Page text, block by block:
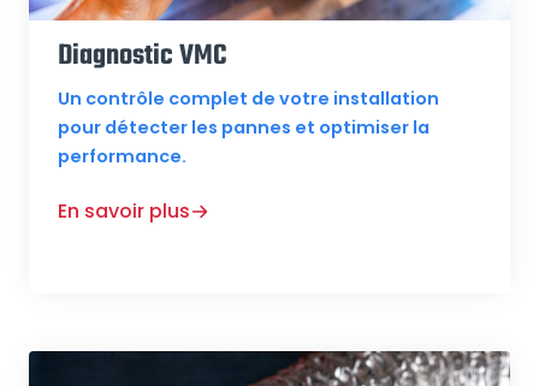
Diagnostic VMC
Un contrôle complet de votre installation
pour détecter les pannes et optimiser la
performance.
En savoir plus